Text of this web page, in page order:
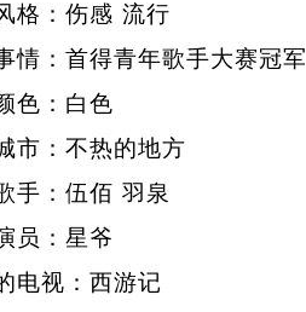
：伤感 流行
：首得青年歌手大赛冠军
：白色
：不热的地方
：伍佰 羽泉
：星爷
视：西游记